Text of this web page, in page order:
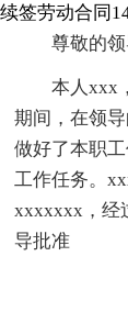
续签劳动合同
尊敬的领
本人xxx
期间，在领
做好了本职
工作任务。
xxxxxxx，经
导批准